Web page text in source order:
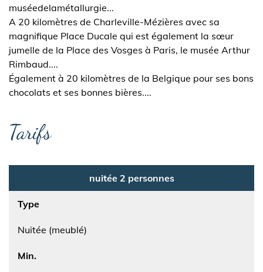
muséedelamétallurgie...
A 20 kilomètres de Charleville-Mézières avec sa
magnifique Place Ducale qui est également la sœur
jumelle de la Place des Vosges à Paris, le musée Arthur
Rimbaud....
Également à 20 kilomètres de la Belgique pour ses bons
chocolats et ses bonnes bières....
Tarifs
nuitée 2 personnes
Type
Nuitée (meublé)
Min.